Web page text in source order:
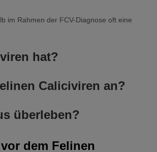
im Rahmen der FCV-Diagnose oft eine
hat?
eine symptomatische Behandlung
der Erkrankung ab.
Mitteln:
Caliciviren an?
Infektion. Es kann auch vorkommen, dass
überleben?
mit tödlichem Ausgang treten nur selten
dem Felinen